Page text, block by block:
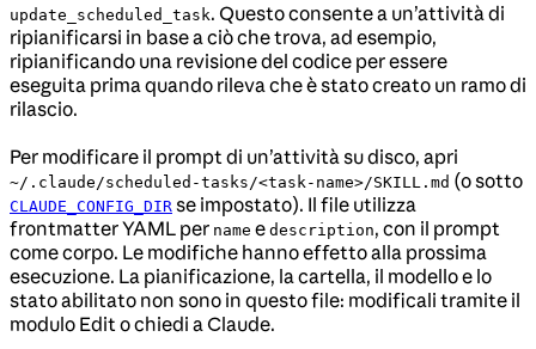
update_scheduled_task. Questo consente a un’attività di
ripianificarsi in base a ciò che trova, ad esempio,
ripianificando una revisione del codice per essere
eseguita prima quando rileva che è stato creato un ramo di
rilascio.
Per modificare il prompt di un’attività su disco, apri
~/.claude/scheduled-tasks/<task-name>/SKILL.md (o sotto
CLAUDE_CONFIG_DIR se impostato). Il file utilizza
frontmatter YAML per name e description, con il prompt
come corpo. Le modifiche hanno effetto alla prossima
esecuzione. La pianificazione, la cartella, il modello e lo
stato abilitato non sono in questo file: modificali tramite il
modulo Edit o chiedi a Claude.